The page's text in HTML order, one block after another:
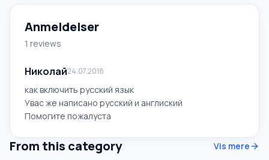
Anmeldelser
1 reviews
Николай24.07.2018
как включить русский язык
Увас же написано русский и англиский
Помогите пожалуста
From this category Vis mere